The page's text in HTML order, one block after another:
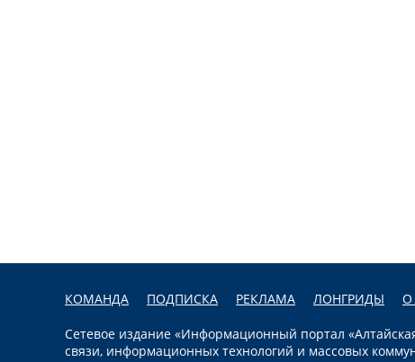
КОМАНДА ПОДПИСКА РЕКЛАМА ЛОНГРИДЫ О
Сетевое издание «Информационный портал
связи, информационных технологий и массовых